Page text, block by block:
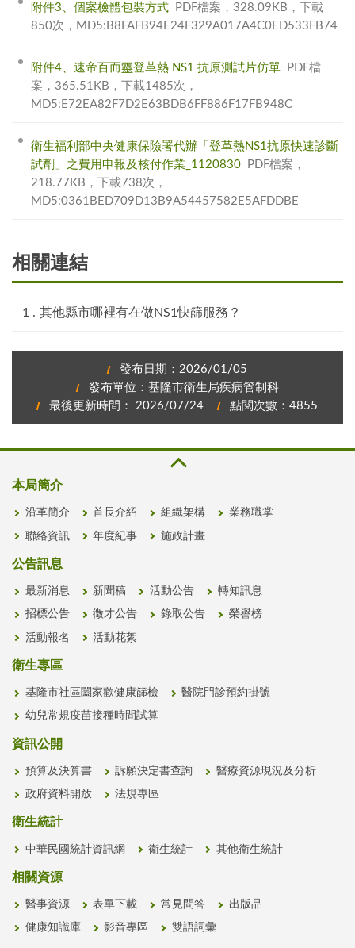
附件3、個案檢體包裝方式
PDF檔案，328.09KB，下載
850次，MD5:B8FAFB94E24F329A017A4C0ED533FB74
附件4、速帝百而靈登革熱 NS1 抗原測試片仿單
PDF檔
案，365.51KB，下載1485次，
MD5:E72EA82F7D2E63BDB6FF886F17FB948C
衛生福利部中央健康保險署代辦「登革熱NS1抗原快速診斷
試劑」之費用申報及核付作業_1120830
PDF檔案，
218.77KB，下載738次，
MD5:0361BED709D13B9A54457582E5AFDDBE
相關連結
其他縣市哪裡有在做NS1快篩服務？
發布日期：2026/01/05
發布單位：基隆市衛生局疾病管制科
最後更新時間： 2026/07/24
點閱次數：4855
本局簡介
沿革簡介 首長介紹 組織架構 業務職掌
聯絡資訊 年度紀事 施政計畫
公告訊息
最新消息 新聞稿 活動公告 轉知訊息
招標公告 徵才公告 錄取公告 榮譽榜
活動報名 活動花絮
衛生專區
基隆市社區闔家歡健康篩檢 醫院門診預約掛號
幼兒常規疫苗接種時間試算
資訊公開
預算及決算書 訴願決定書查詢 醫療資源現況及分析
政府資料開放 法規專區
衛生統計
中華民國統計資訊網 衛生統計 其他衛生統計
相關資源
醫事資源 表單下載 常見問答 出版品
健康知識庫 影音專區 雙語詞彙